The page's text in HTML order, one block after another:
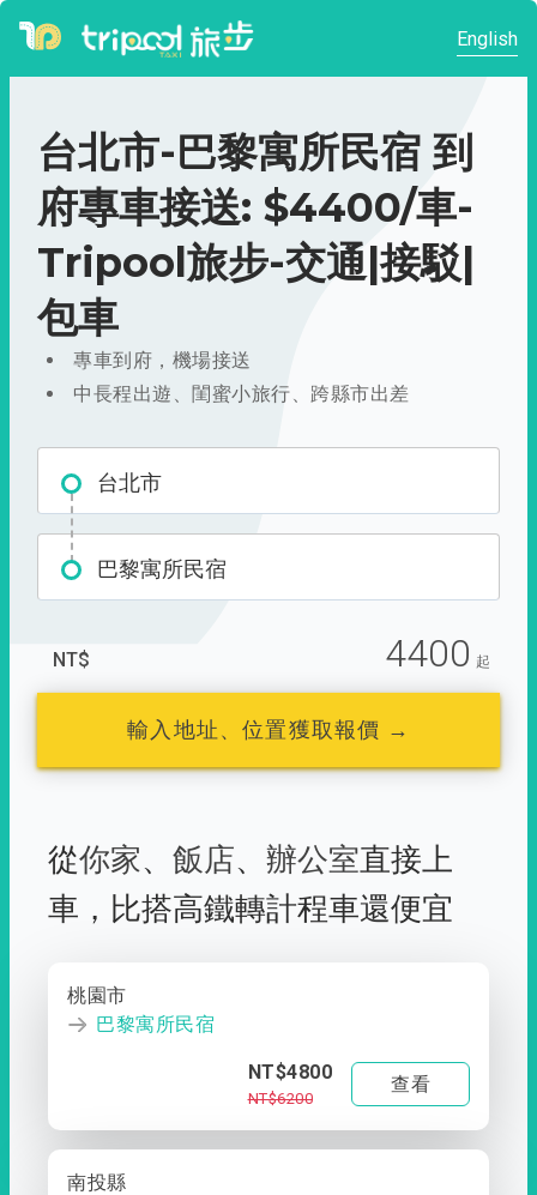
English
台北市-巴黎寓所民宿 到
府專車接送: $4400/車-
Tripool旅步-交通|接駁|
包車
專車到府，機場接送
中長程出遊、閨蜜小旅行、跨縣市出差
台北市
巴黎寓所民宿
NT$ 4400 起
輸入地址、位置獲取報價 →
從你家、 飯店、 辦公室直接上
車， 比搭高鐵轉計程車還便宜
桃園市
巴黎寓所民宿
NT$4800
NT$6200
查看
南投縣